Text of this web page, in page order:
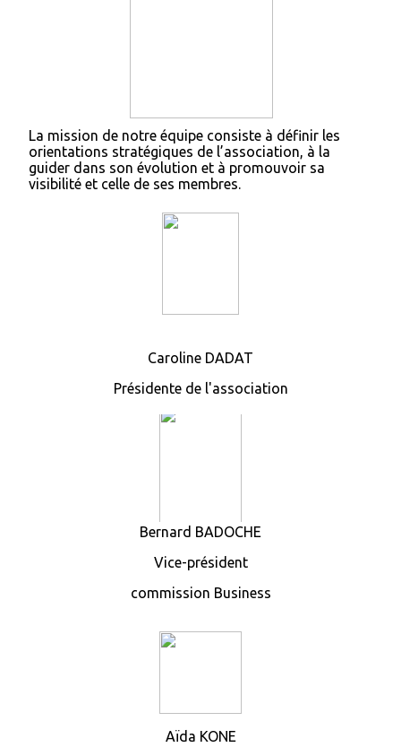
La mission de notre équipe consiste à définir les
orientations stratégiques de l’association, à la
guider dans son évolution et à promouvoir sa
visibilité et celle de ses membres.
Caroline DADAT
Présidente de l'association
Bernard BADOCHE
Vice-président
commission Business
Aïda KONE